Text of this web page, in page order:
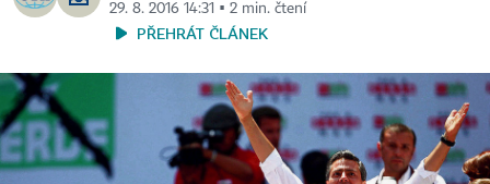
29. 8. 2016 14:31 ▪ 2 min. čtení
PŘEHRÁT ČLÁNEK